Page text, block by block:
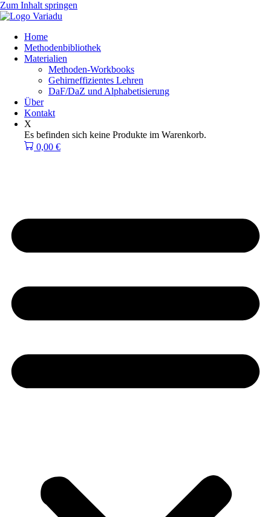
Zum Inhalt springen
Home
Methodenbibliothek
Materialien
Methoden-Workbooks
Gehirneffizientes Lehren
DaF/DaZ und Alphabetisierung
Über
Kontakt
X
Es befinden sich keine Produkte im Warenkorb.
0,00 €